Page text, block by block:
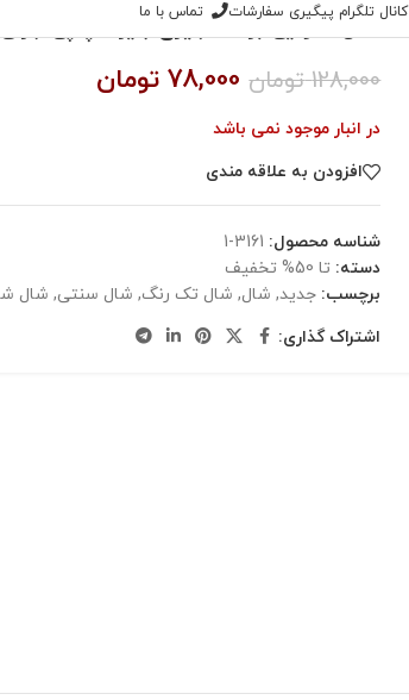
کانال تلگرام پیگیری سفارشات تماس با ما
شال هاوایی برگ انجیری (ایراد چاپی
128,000 تومان 78,000 تومان
در انبار موجود نمی باشد
افزودن به علاقه مندی
شناسه محصول: 3161-1
دسته: تا 50% تخفیف
برچسب: جدید, شال, شال تک رنگ, شال سنتی, شال
اشتراک گذاری: